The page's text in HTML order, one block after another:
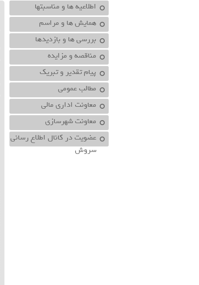
اطلاعیه ها و مناسبتها
همایش ها و مراسم
بررسی ها و بازدیدها
مناقصه و مزایده
پیام تقدیر و تبریک
مطالب عمومی
معاونت اداري مالي
معاونت شهرسازي
عضویت در کانال اطلاع رسانی
سروش